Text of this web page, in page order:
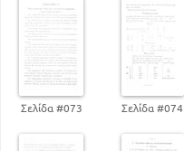
Σελίδα #073 Σελίδα #074